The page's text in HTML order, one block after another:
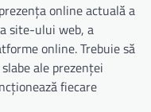
online actuală a
site-ului web, a
online. Trebuie să
ale prezenței
fiecare